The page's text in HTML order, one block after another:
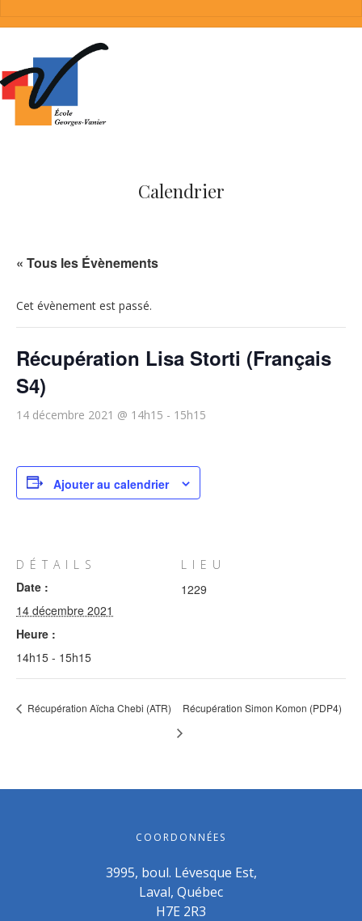
Calendrier
« Tous les Évènements
Cet évènement est passé.
Récupération Lisa Storti (Français
S4)
14 décembre 2021 @ 14h15 - 15h15
Ajouter au calendrier
DÉTAILS
Date :
14 décembre 2021
Heure :
14h15 - 15h15
LIEU
1229
Récupération Aïcha Chebi (ATR) Récupération Simon Komon (PDP4)
COORDONNÉES
3995, boul. Lévesque Est,
Laval, Québec
H7E 2R3